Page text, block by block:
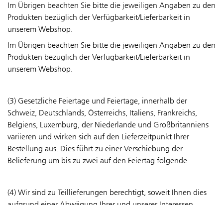
Im Übrigen beachten Sie bitte die jeweiligen Angaben zu den
Produkten bezüglich der Verfügbarkeit/Lieferbarkeit in
unserem Webshop.
Im Übrigen beachten Sie bitte die jeweiligen Angaben zu den
Produkten bezüglich der Verfügbarkeit/Lieferbarkeit in
unserem Webshop.
(3) Gesetzliche Feiertage und Feiertage, innerhalb der
Schweiz, Deutschlands, Österreichs, Italiens, Frankreichs,
Belgiens, Luxemburg, der Niederlande und Großbritanniens
variieren und wirken sich auf den Lieferzeitpunkt Ihrer
Bestellung aus. Dies führt zu einer Verschiebung der
Belieferung um bis zu zwei auf den Feiertag folgende
(4) Wir sind zu Teillieferungen berechtigt, soweit Ihnen dies